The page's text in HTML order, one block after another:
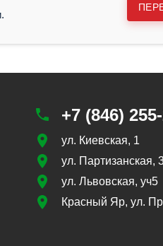
+7 (846)
ул. Киевская, 1
ул. Партизанская,
ул. Львовская, уч5
Красный Яр, ул.